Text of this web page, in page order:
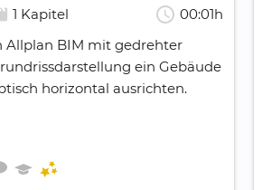
1 Kapitel schedule 00:01h
Allplan BIM mit gedrehter
ein Gebäude
horizontal ausrichten.